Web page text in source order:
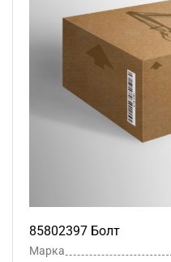
85802397 Болт
Марка